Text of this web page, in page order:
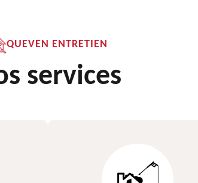
QUEVEN ENTRETIEN
services